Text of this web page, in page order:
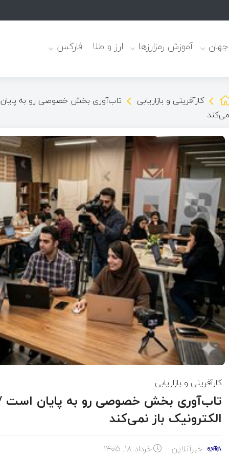
جهان آموزش رمزارزها ارز و طلا فارکس
کارآفرینی و بازاریابی
تاب‌آوری بخش خصوصی رو به پایان
کارآفرینی و بازاریابی
تاب‌آوری بخش خصوصی رو به پایان است /
الکترونیک باز نمی‌کند
خبرآنلاین خرداد ۱۸, ۱۴۰۵